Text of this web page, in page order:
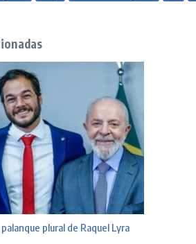
plural de Raquel Lyra